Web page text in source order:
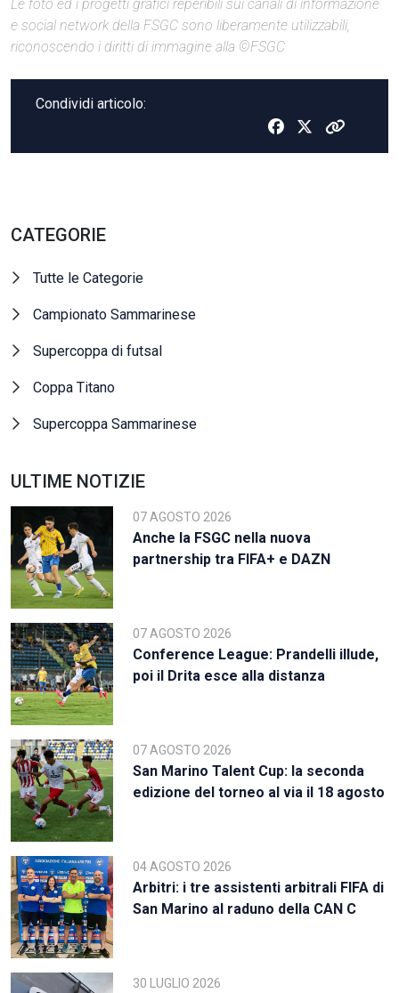
Le foto ed i progetti grafici reperibili sui canali di informazione
e social network della FSGC sono liberamente utilizzabili,
riconoscendo i diritti di immagine alla ©FSGC
Condividi articolo:
CATEGORIE
Tutte le Categorie
Campionato Sammarinese
Supercoppa di futsal
Coppa Titano
Supercoppa Sammarinese
ULTIME NOTIZIE
07 AGOSTO 2026
Anche la FSGC nella nuova
partnership tra FIFA+ e DAZN
07 AGOSTO 2026
Conference League: Prandelli illude,
poi il Drita esce alla distanza
07 AGOSTO 2026
San Marino Talent Cup: la seconda
edizione del torneo al via il 18 agosto
04 AGOSTO 2026
Arbitri: i tre assistenti arbitrali FIFA di
San Marino al raduno della CAN C
30 LUGLIO 2026